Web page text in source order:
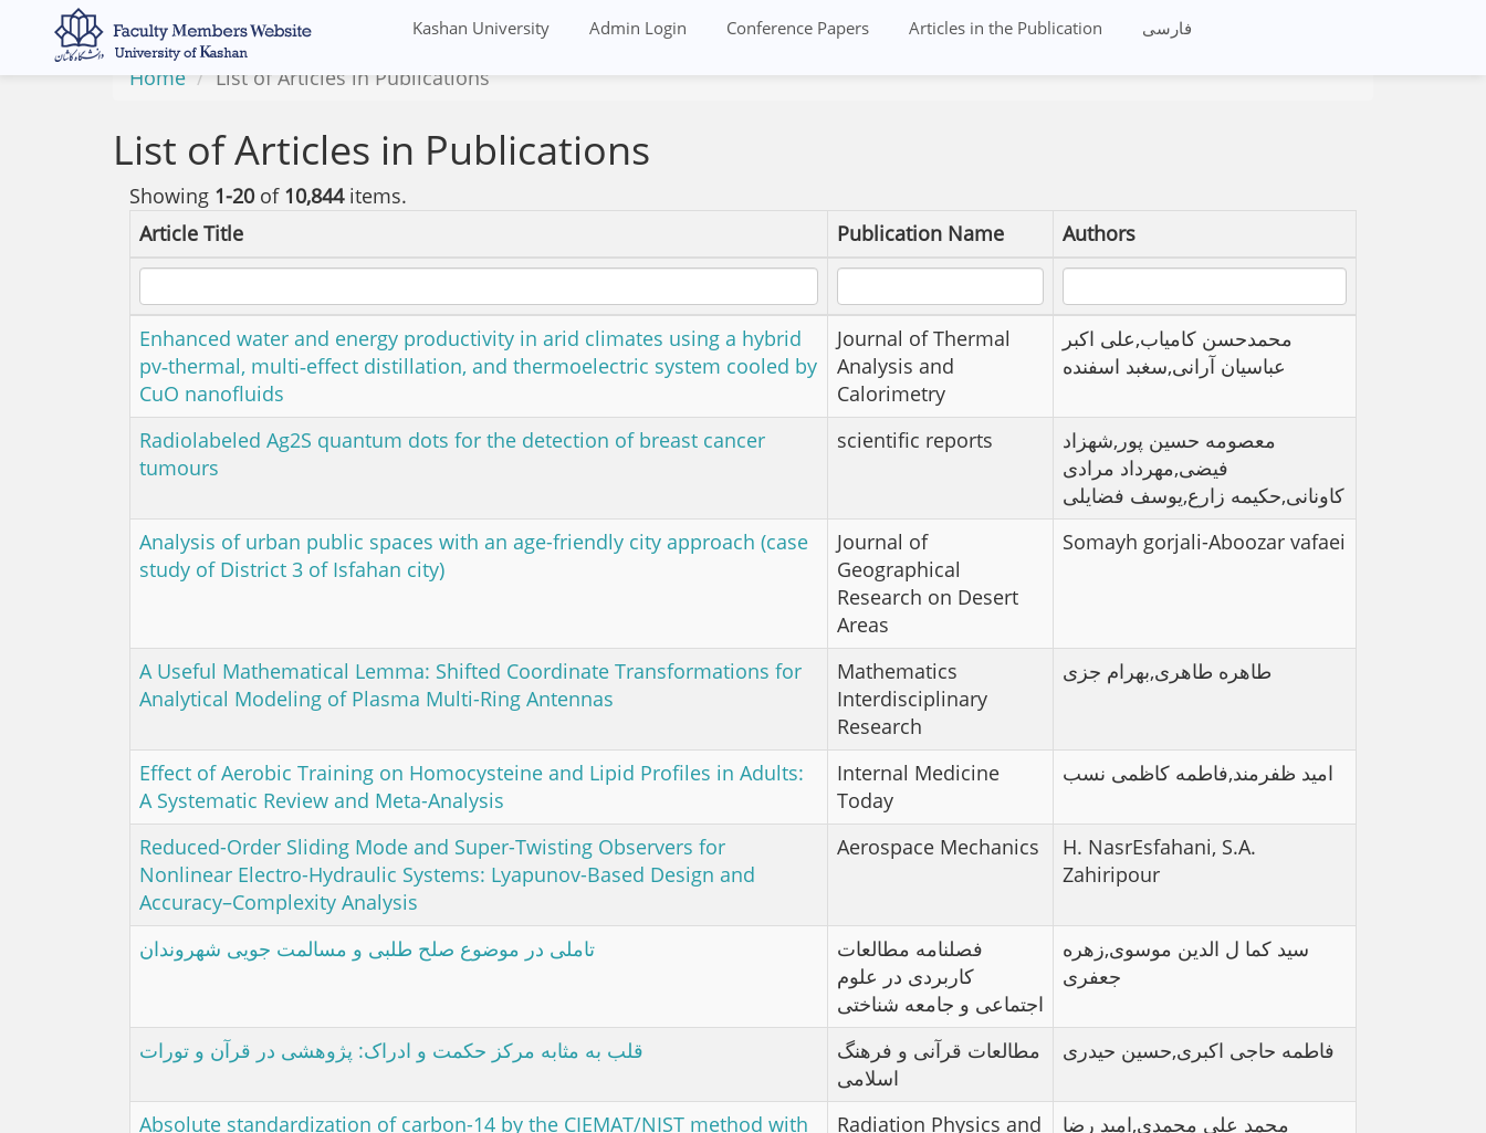
Kashan University Admin Login Conference Papers Articles in the Publication فارسی
Home List of Articles in Publications
List of Articles in Publications
Showing 1-20of 10,844items.
Article Title
Publication Name Authors
Enhanced water and energy productivity in arid climates using a hybrid
pv‑thermal, multi‑effect distillation, and thermoelectric system cooled by
CuO nanofluids
Journal of Thermal
Analysis and
Calorimetry
محمدحسن کامیاب,علی اکبر
عباسیان آرانی,سغبد اسفنده
Radiolabeled Ag2S quantum dots for the detection of breast cancer
tumours
scientific reports
معصومه حسین پور,شهزاد
فیضی,مهرداد مرادی
کاونانی,حکیمه زارع,یوسف فضایلی
Analysis of urban public spaces with an age-friendly city approach (case
study of District 3 of Isfahan city)
Journal of
Geographical
Research on Desert
Areas
Somayh gorjali-Aboozar vafaei
A Useful Mathematical Lemma: Shifted Coordinate Transformations for
Analytical Modeling of Plasma Multi-Ring Antennas
Mathematics
Interdisciplinary
Research
طاهره طاهری,بهرام جزی
Effect of Aerobic Training on Homocysteine and Lipid Profiles in Adults:
A Systematic Review and Meta-Analysis
Internal Medicine
Today
امید ظفرمند,فاطمه کاظمی نسب
Reduced-Order Sliding Mode and Super-Twisting Observers for
Nonlinear Electro-Hydraulic Systems: Lyapunov-Based Design and
Accuracy–Complexity Analysis
Aerospace Mechanics
H. NasrEsfahani, S.A.
Zahiripour
تاملی در موضوع صلح طلبی و مسالمت جویی شهروندان
فصلنامه مطالعات
کاربردی در علوم
اجتماعی و جامعه شناختی
سید کما ل الدین موسوی,زهره
جعفری
قلب به مثابه مرکز حکمت و ادراک: پژوهشی در قرآن و تورات
مطالعات قرآنی و فرهنگ
اسلامی
فاطمه حاجی اکبری,حسین حیدری
Absolute standardization of carbon-14 by the CIEMAT/NIST method with
Radiation Physics and
محمد علی محمدی,امید رضا